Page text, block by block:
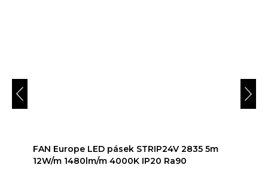
FAN Europe LED pásek STRIP24V 2835 5m
12W/m 1480lm/m 4000K IP20 Ra90